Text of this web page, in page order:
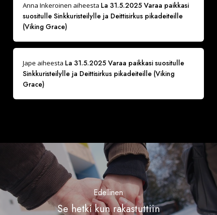
Anna Inkeroinen aiheesta La 31.5.2025 Varaa paikkasi
suositulle Sinkkuristeilylle ja Deittisirkus pikadeiteille
(Viking Grace)
Jape aiheesta La 31.5.2025 Varaa paikkasi suositulle
Sinkkuristeilylle ja Deittisirkus pikadeiteille (Viking
Grace)
Edellinen
Se hetki kun rakastuttiin